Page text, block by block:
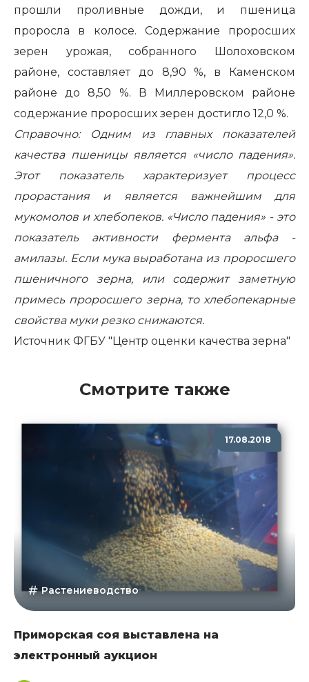
прошли проливные дожди, и пшеница
проросла в колосе. Содержание проросших
зерен урожая, собранного Шолоховском
районе, составляет до 8,90 %, в Каменском
районе до 8,50 %. В Миллеровском районе
содержание проросших зерен достигло 12,0 %.
Справочно: Одним из главных показателей
качества пшеницы является «число падения».
Этот показатель характеризует процесс
прорастания и является важнейшим для
мукомолов и хлебопеков. «Число падения» - это
показатель активности фермента альфа -
амилазы. Если мука выработана из проросшего
пшеничного зерна, или содержит заметную
примесь проросшего зерна, то хлебопекарные
свойства муки резко снижаются.
Источник ФГБУ "Центр оценки качества зерна"
Смотрите также
17.08.2018
Растениеводство
Приморская соя выставлена на
электронный аукцион